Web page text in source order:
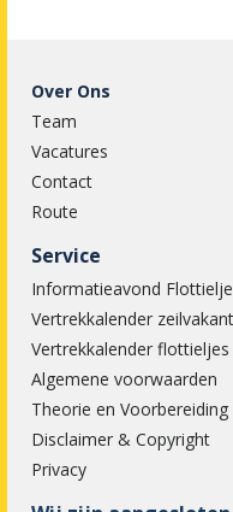
Over Ons
Team
Vacatures
Contact
Route
Service
Informatieavond
Vertrekkalender
Vertrekkalender flottieljes
Algemene voorwaarden
Theorie en Voorbereiding
Disclaimer & Copyright
Privacy